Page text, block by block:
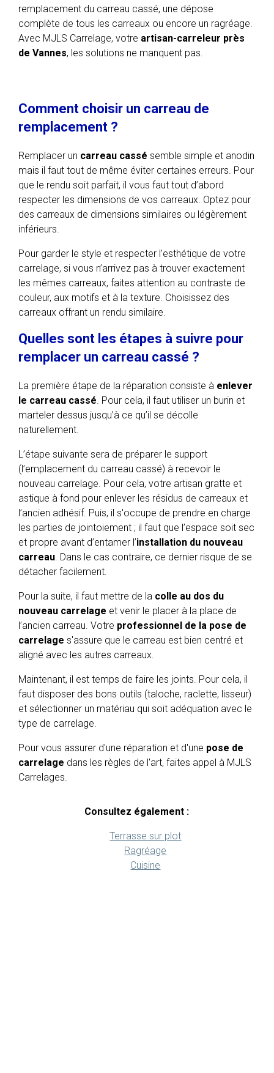
remplacement du carreau cassé, une dépose
complète de tous les carreaux ou encore un ragréage.
Avec MJLS Carrelage, votre artisan-carreleur près
de Vannes, les solutions ne manquent pas.
Comment choisir un carreau de
remplacement ?
Remplacer un carreau cassé semble simple et anodin
mais il faut tout de même éviter certaines erreurs. Pour
que le rendu soit parfait, il vous faut tout d’abord
respecter les dimensions de vos carreaux. Optez pour
des carreaux de dimensions similaires ou légèrement
inférieurs.
Pour garder le style et respecter l’esthétique de votre
carrelage, si vous n’arrivez pas à trouver exactement
les mêmes carreaux, faites attention au contraste de
couleur, aux motifs et à la texture. Choisissez des
carreaux offrant un rendu similaire.
Quelles sont les étapes à suivre pour
remplacer un carreau cassé ?
La première étape de la réparation consiste à enlever
le carreau cassé. Pour cela, il faut utiliser un burin et
marteler dessus jusqu’à ce qu’il se décolle
naturellement.
L’étape suivante sera de préparer le support
(l’emplacement du carreau cassé) à recevoir le
nouveau carrelage. Pour cela, votre artisan gratte et
astique à fond pour enlever les résidus de carreaux et
l’ancien adhésif. Puis, il s'occupe de prendre en charge
les parties de jointoiement ; il faut que l’espace soit sec
et propre avant d’entamer l’installation du nouveau
carreau. Dans le cas contraire, ce dernier risque de se
détacher facilement.
Pour la suite, il faut mettre de la colle au dos du
nouveau carrelage et venir le placer à la place de
l’ancien carreau. Votre professionnel de la pose de
carrelage s'assure que le carreau est bien centré et
aligné avec les autres carreaux.
Maintenant, il est temps de faire les joints. Pour cela, il
faut disposer des bons outils (taloche, raclette, lisseur)
et sélectionner un matériau qui soit adéquation avec le
type de carrelage.
Pour vous assurer d'une réparation et d'une pose de
carrelage dans les règles de l'art, faites appel à MJLS
Carrelages.
Consultez également :
Terrasse sur plot
Ragréage
Cuisine